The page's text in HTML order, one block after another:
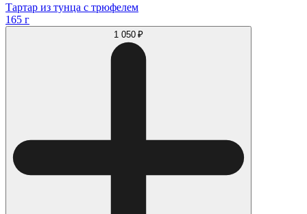
Тартар из тунца с трюфелем
165 г
1 050 ₽